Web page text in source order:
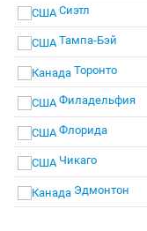
Сиэтл
Тампа-Бэй
Торонто
Филадельфия
Флорида
Чикаго
Эдмонтон